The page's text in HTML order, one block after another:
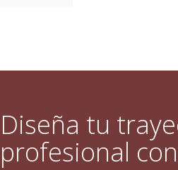
Diseña tu
profesional